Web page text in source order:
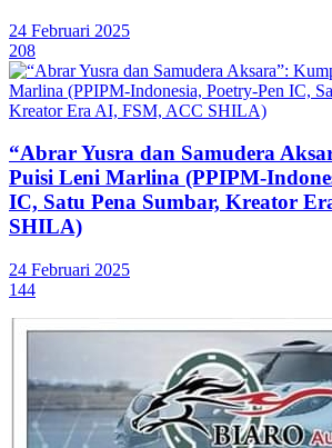
24 Februari 2025
208
“Abrar Yusra dan Samudera
Puisi Leni Marlina (PPIPM-
IC, Satu Pena Sumbar, Kreator
SHILA)
24 Februari 2025
144